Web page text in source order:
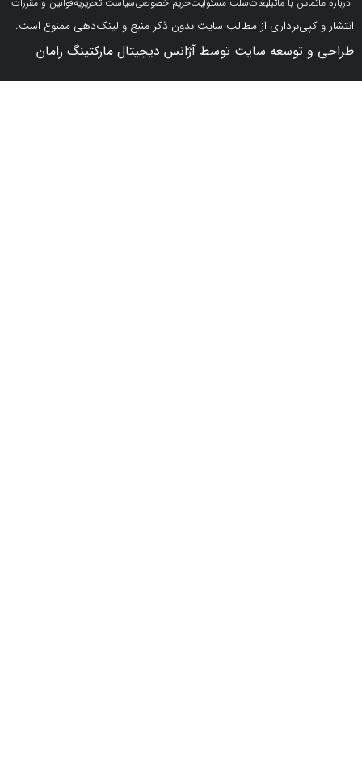
از مطالب سایت بدون ذکر منبع و لینک‌دهی ممنوع است.
سایت توسط آژانس دیجیتال مارکتینگ رامان